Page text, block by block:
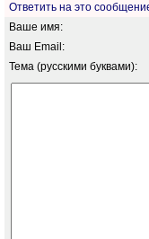
Ответить на это
Ваше имя:
Ваш Email:
Тема (русскими буквами):